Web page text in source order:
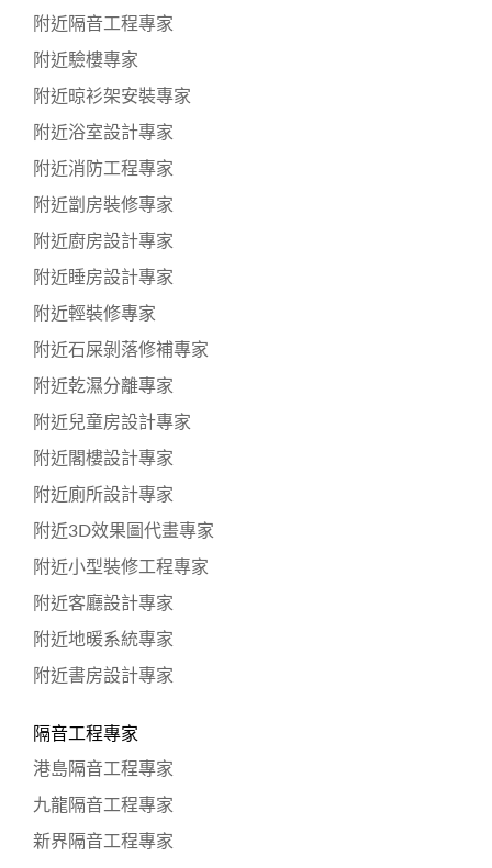
附近隔音工程專家
附近驗樓專家
附近晾衫架安裝專家
附近浴室設計專家
附近消防工程專家
附近劏房裝修專家
附近廚房設計專家
附近睡房設計專家
附近輕裝修專家
附近石屎剝落修補專家
附近乾濕分離專家
附近兒童房設計專家
附近閣樓設計專家
附近廁所設計專家
附近3D效果圖代畫專家
附近小型裝修工程專家
附近客廳設計專家
附近地暖系統專家
附近書房設計專家
隔音工程專家
港島隔音工程專家
九龍隔音工程專家
新界隔音工程專家